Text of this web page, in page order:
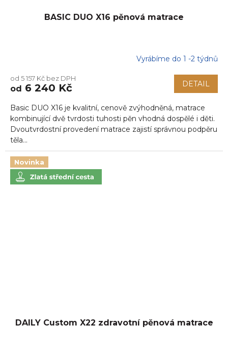
BASIC DUO X16 pěnová matrace
Vyrábíme do 1 -2 týdnů
od 5 157 Kč bez DPH
od 6 240 Kč DETAIL
Basic DUO X16 je kvalitní, cenově zvýhodněná, matrace
kombinující dvě tvrdosti tuhosti pěn vhodná dospělé i děti.
Dvoutvrdostní provedení matrace zajistí správnou podpěru
těla...
Novinka
DAILY Custom X22 zdravotní pěnová matrace